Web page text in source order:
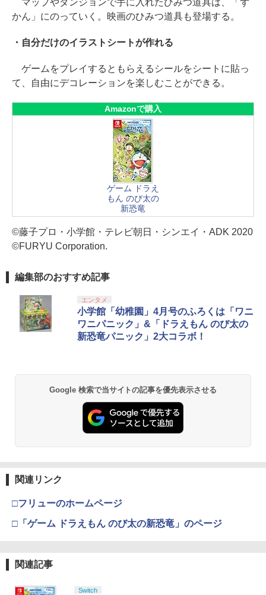
かん」にのっていく。映画のひみつ道具も登場する。
・自分だけのイラストシートが作れる
ゲームをプレイするともらえるシールをシートに貼っ
て、自由にデコレーションを楽しむことができる。
Amazonで購入
ゲーム ドラえ
もん のび太の
新恐竜
©藤子プロ・小学館・テレビ朝日・シンエイ・ADK 2020
©FURYU Corporation.
編集部のおすすめ記事
エンタメ
小学館「幼稚園」4月号のふろくは「ワニ
ワニパニック」&「ドラえもん のび太の
新恐竜パニック」2大コラボ！
Google 検索で当サイトの記事を優先表示させる
関連リンク
□フリューのホームページ
□「ゲーム ドラえもん のび太の新恐竜」のページ
関連記事
Switch